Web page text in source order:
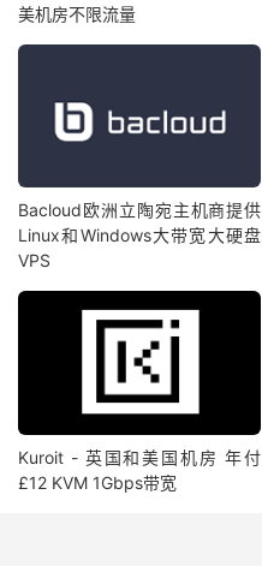
美机房不限流量
Bacloud欧洲立陶宛主机商提供
Linux和Windows大带宽大硬盘
VPS
Kuroit - 英国和美国机房 年付
£12 KVM 1Gbps带宽